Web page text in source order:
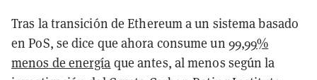
Tras la transición de Ethereum a un sistema basado
en PoS, se dice que ahora consume un 99,99%
menos de energía que antes, al menos según la